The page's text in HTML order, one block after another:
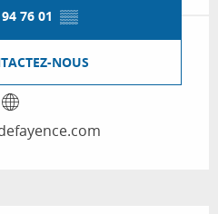
76 01 ▒▒
NOUS